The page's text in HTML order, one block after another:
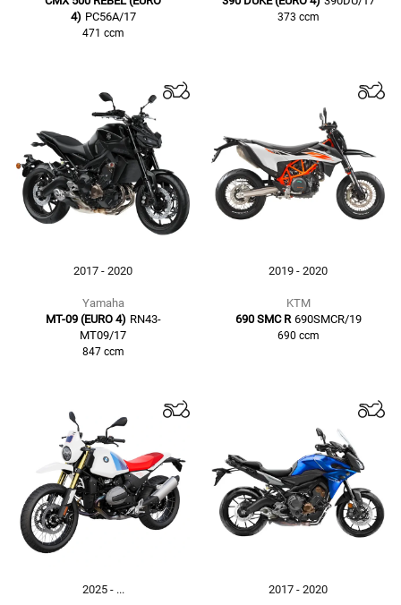
4) PC56A/17
471 ccm
373 ccm
2017 - 2020
Yamaha
MT-09 (EURO 4) RN43-
MT09/17
847 ccm
2019 - 2020
KTM
690 SMC R 690SMCR/19
690 ccm
2025 - ... 2017 - 2020